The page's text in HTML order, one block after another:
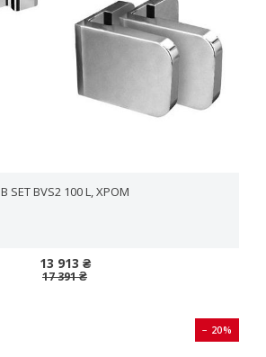
B SET BVS2 100 L, ХРОМ
13 913 ₴
17 391 ₴
− 20%